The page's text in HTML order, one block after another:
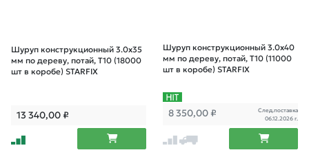
Шуруп конструкционный 3.0х35
мм по дереву, потай, T10 (18000
шт в коробе) STARFIX
13 340,00₽
Шуруп конструкционный 3.0х40
мм по дереву, потай, T10 (11000
шт в коробе) STARFIX
8 350,00 ₽
След.поставка
06.12.2026 г.